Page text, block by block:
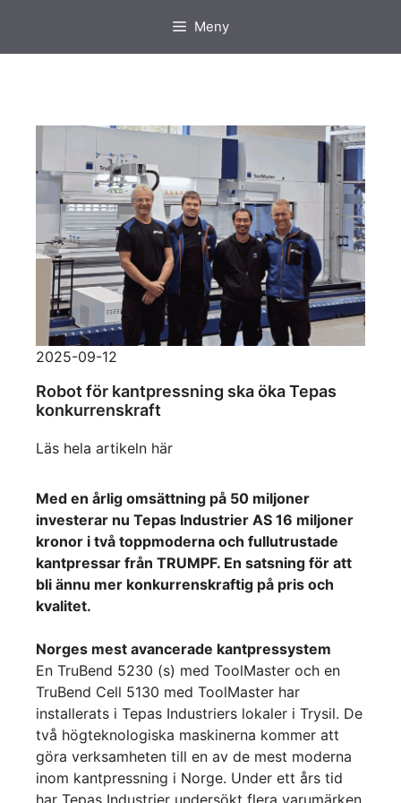
innehåll
Meny
2025-09-12
Robot för kantpressning ska öka Tepas
konkurrenskraft
Läs hela artikeln här
Med en årlig omsättning på 50 miljoner
investerar nu Tepas Industrier AS 16 miljoner
kronor i två toppmoderna och fullutrustade
kantpressar från TRUMPF. En satsning för att
bli ännu mer konkurrenskraftig på pris och
kvalitet.
Norges mest avancerade kantpressystem
En TruBend 5230 (s) med ToolMaster och en
TruBend Cell 5130 med ToolMaster har
installerats i Tepas Industriers lokaler i Trysil. De
två högteknologiska maskinerna kommer att
göra verksamheten till en av de mest moderna
inom kantpressning i Norge. Under ett års tid
har Tepas Industrier undersökt flera varumärken